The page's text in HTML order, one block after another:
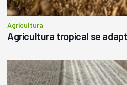
Agricultura
Agricultura tropical se